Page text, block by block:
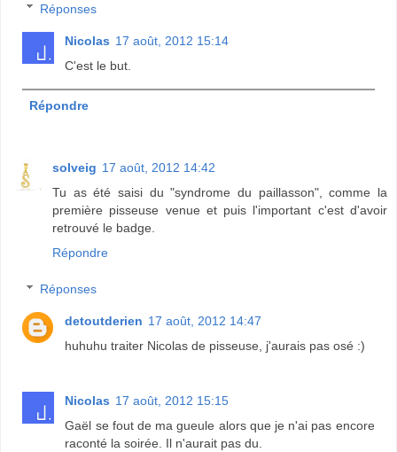
Réponses
Nicolas 17 août, 2012 15:14
C'est le but.
Répondre
solveig 17 août, 2012 14:42
Tu as été saisi du "syndrome du paillasson", comme la
première pisseuse venue et puis l'important c'est d'avoir
retrouvé le badge.
Répondre
Réponses
detoutderien 17 août, 2012 14:47
huhuhu traiter Nicolas de pisseuse, j'aurais pas osé :)
Nicolas 17 août, 2012 15:15
Gaël se fout de ma gueule alors que je n'ai pas encore
raconté la soirée. Il n'aurait pas du.